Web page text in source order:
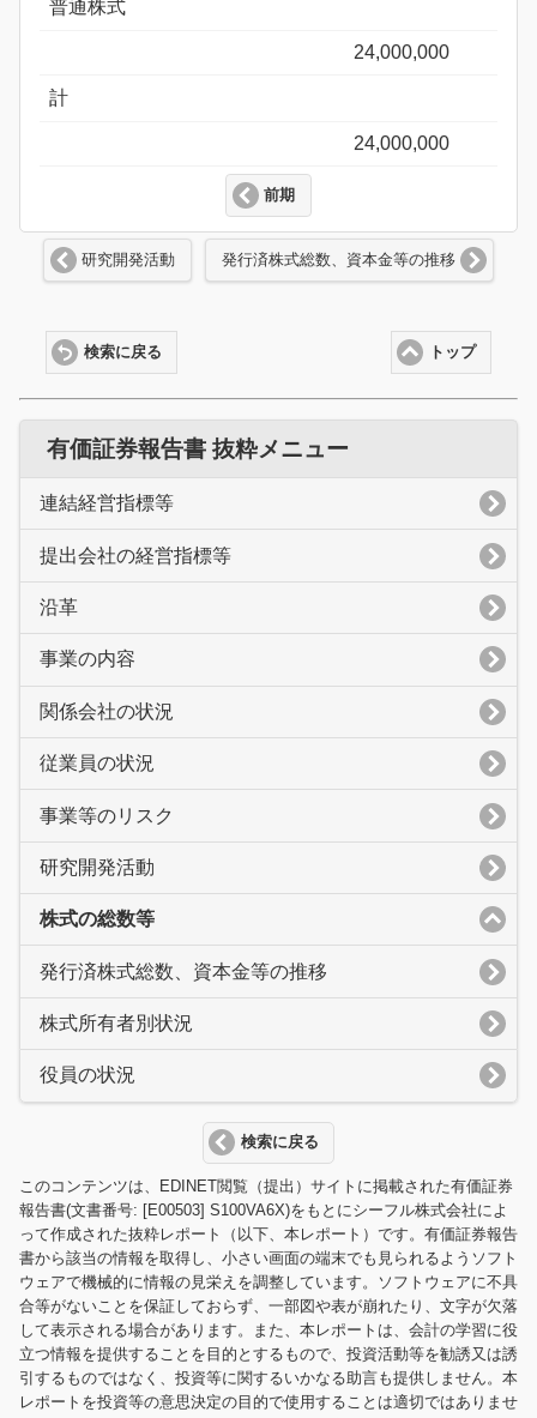
普通株式
24,000,000
計
24,000,000
前期
研究開発活動 発行済株式総数、資本金等の推移
トップ
検索に戻る
有価証券報告書 抜粋メニュー
連結経営指標等
提出会社の経営指標等
沿革
事業の内容
関係会社の状況
従業員の状況
事業等のリスク
研究開発活動
株式の総数等
発行済株式総数、資本金等の推移
株式所有者別状況
役員の状況
検索に戻る
このコンテンツは、EDINET閲覧（提出）サイトに掲載された有価証券
報告書(文書番号: [E00503] S100VA6X)をもとにシーフル株式会社によ
って作成された抜粋レポート（以下、本レポート）です。有価証券報告
書から該当の情報を取得し、小さい画面の端末でも見られるようソフト
ウェアで機械的に情報の見栄えを調整しています。ソフトウェアに不具
合等がないことを保証しておらず、一部図や表が崩れたり、文字が欠落
して表示される場合があります。また、本レポートは、会計の学習に役
立つ情報を提供することを目的とするもので、投資活動等を勧誘又は誘
引するものではなく、投資等に関するいかなる助言も提供しません。本
レポートを投資等の意思決定の目的で使用することは適切ではありませ